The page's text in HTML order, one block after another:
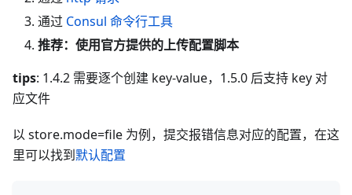
通过 Consul 命令行工具
推荐：使用官方提供的上传配置脚本
tips: 1.4.2 需要逐个创建 key-value，1.5.0 后支持 key 对
应文件
以 store.mode=file 为例，提交报错信息对应的配置，在这
里可以找到默认配置